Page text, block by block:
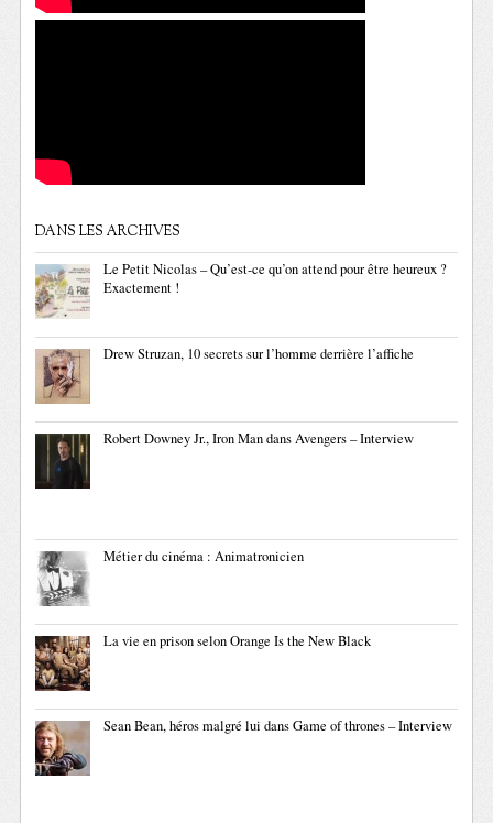
DANS LES ARCHIVES
Le Petit Nicolas – Qu’est-ce qu’on attend pour être heureux ?
Exactement !
Drew Struzan, 10 secrets sur l’homme derrière l’affiche
Robert Downey Jr., Iron Man dans Avengers – Interview
Métier du cinéma : Animatronicien
La vie en prison selon Orange Is the New Black
Sean Bean, héros malgré lui dans Game of thrones – Interview